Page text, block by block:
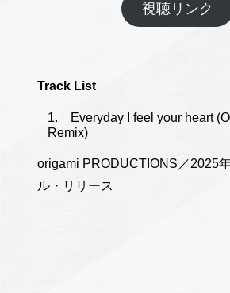
視聴リンク
Track List
Everyday I feel your heart
Remix)
origami PRODUCTIONS／2025
ル・リリース